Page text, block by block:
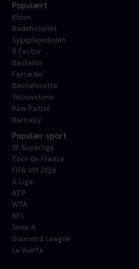
Populært
Klovn
Badehotellet
Sygeplejeskolen
X Factor
Bachelor
Forræder
Bachelorette
Yellowstone
Paw Patrol
Barnaby
Populær sport
3F Superliga
Tour de France
FIFA VM 2026
A Liga
ATP
WTA
NFL
Serie A
Diamond League
La Vuelta